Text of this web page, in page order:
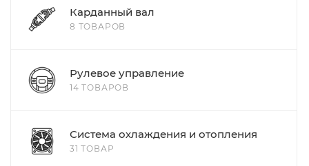
Карданный вал
8 ТОВАРОВ
Рулевое управление
14 ТОВАРОВ
Система охлаждения и отопления
31 ТОВАР